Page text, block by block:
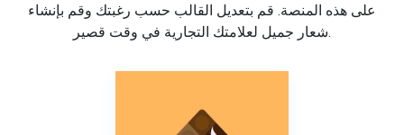
على هذه المنصة. قم بتعديل القالب حسب رغبتك وقم بإنشاء
شعار جميل لعلامتك التجارية في وقت قصير.